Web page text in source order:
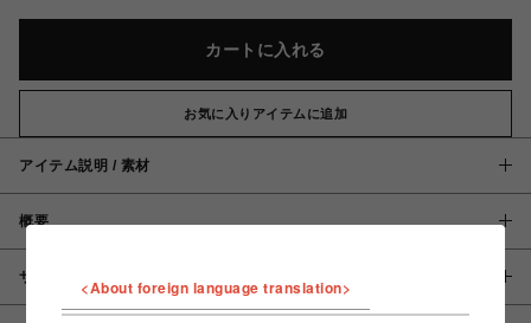
カートに入れる
お気に入りアイテムに追加
アイテム説明 / 素材
概要
サイズ <About foreign language translation>